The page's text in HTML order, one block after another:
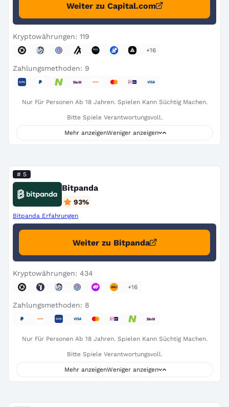
Weiter zu Capital.com
Kryptowährungen: 119
+16
Zahlungsmethoden: 9
Nur Für Personen Ab 18 Jahren. Spielen Kann Süchtig Machen.
Bitte Spiele Verantwortungsvoll.
Mehr anzeigenWeniger anzeigen
# 5
Bitpanda
93%
Bitpanda Erfahrungen
Weiter zu Bitpanda
Kryptowährungen: 434
+16
Zahlungsmethoden: 8
Nur Für Personen Ab 18 Jahren. Spielen Kann Süchtig Machen.
Bitte Spiele Verantwortungsvoll.
Mehr anzeigenWeniger anzeigen